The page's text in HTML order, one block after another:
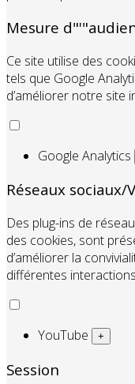
Mesure
Ce site utilise des
tels que Google
d’améliorer notre site
Google Analytics
Réseaux sociaux/
Des plug-ins de
des cookies, sont
d’améliorer la
différentes
YouTube +
Session